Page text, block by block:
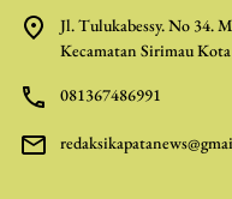
Jl. Tulukabessy. No 34.
Kecamatan Sirimau
081367486991